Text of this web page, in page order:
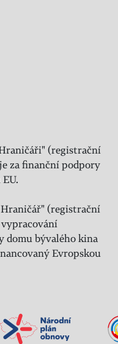
(registrační
za finanční podpory
(registrační
domu bývalého kina
Evropskou